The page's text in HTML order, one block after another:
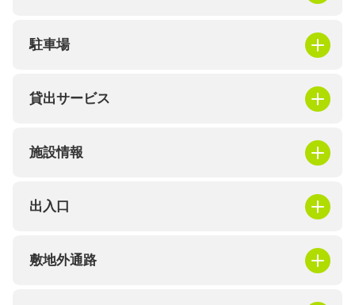
駐車場
貸出サービス
施設情報
出入口
敷地外通路